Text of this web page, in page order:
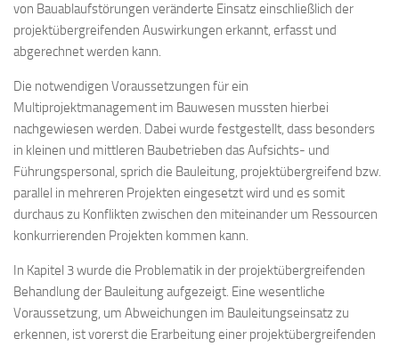
von Bauablaufstörungen veränderte Einsatz einschließlich der
projektübergreifenden Auswirkungen erkannt, erfasst und
abgerechnet werden kann.
Die notwendigen Voraussetzungen für ein
Multiprojektmanagement im Bauwesen mussten hierbei
nachgewiesen werden. Dabei wurde festgestellt, dass besonders
in kleinen und mittleren Baubetrieben das Aufsichts- und
Führungspersonal, sprich die Bauleitung, projektübergreifend bzw.
parallel in mehreren Projekten eingesetzt wird und es somit
durchaus zu Konflikten zwischen den miteinander um Ressourcen
konkurrierenden Projekten kommen kann.
In Kapitel 3 wurde die Problematik in der projektübergreifenden
Behandlung der Bauleitung aufgezeigt. Eine wesentliche
Voraussetzung, um Abweichungen im Bauleitungseinsatz zu
erkennen, ist vorerst die Erarbeitung einer projektübergreifenden